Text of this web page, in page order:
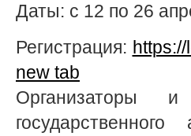
Даты: с 12 по 26
Регистрация:
new tab
Организаторы